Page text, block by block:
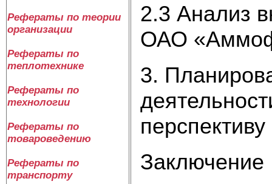
Рефераты по теории
организации
Рефераты по
теплотехнике
Рефераты по
технологии
Рефераты по
товароведению
Рефераты по
транспорту
2.3 Анализ
ОАО
3.
перспективу
Заключение